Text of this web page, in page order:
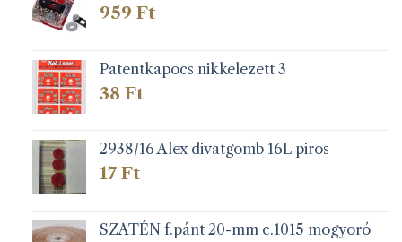
959 Ft
Patentkapocs nikkelezett 3
38 Ft
2938/16 Alex divatgomb 16L piros
17 Ft
SZATÉN f.pánt 20-mm c.1015 mogyoró